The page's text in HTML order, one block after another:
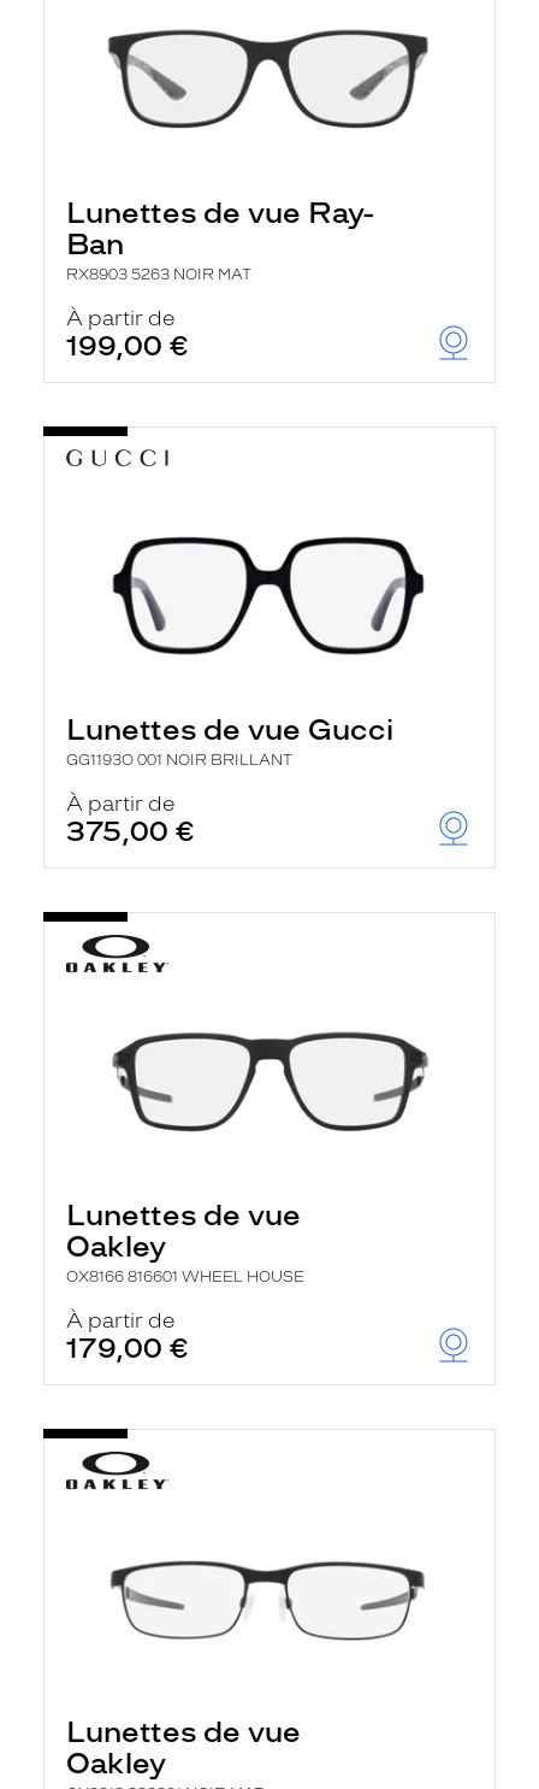
Lunettes de vue Ray-
Ban
RX8903 5263 NOIR MAT
À partir de
199,00 €
Lunettes de vue Gucci
GG1193O 001 NOIR BRILLANT
À partir de
375,00 €
Lunettes de vue
Oakley
OX8166 816601 WHEEL HOUSE
À partir de
179,00 €
Lunettes de vue
Oakley